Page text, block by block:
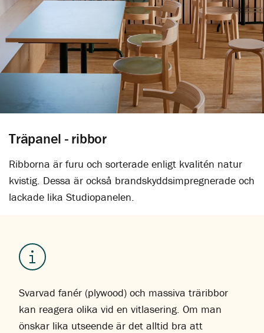
Träpanel - ribbor
Ribborna är furu och sorterade enligt kvalitén natur
kvistig. Dessa är också brandskyddsimpregnerade och
lackade lika Studiopanelen.
Svarvad fanér (plywood) och massiva träribbor
kan reagera olika vid en vitlasering. Om man
önskar lika utseende är det alltid bra att